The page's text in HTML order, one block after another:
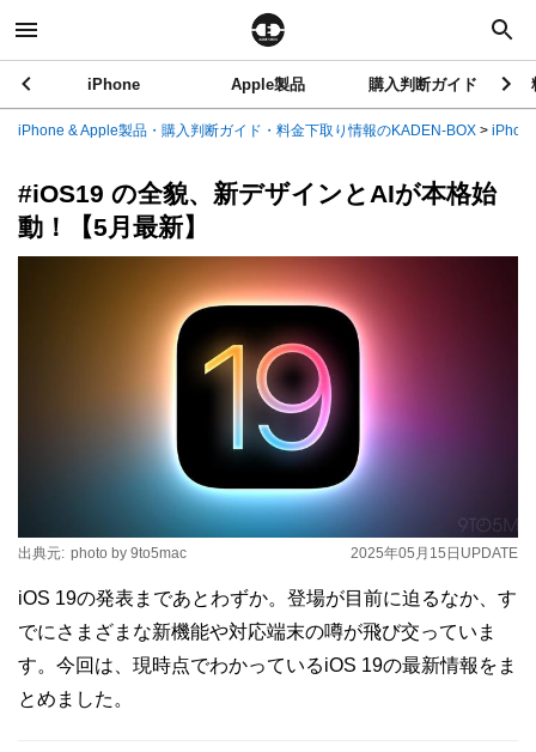
iPhone Apple製品 購入判断ガイド
iPhone & Apple製品・購入判断ガイド・料金下取り情報のKADEN-BOX >
#iOS19 の全貌、新デザインとAIが本格始
動！【5月最新】
2025年05月15日 UPDATE
出典元: photo by 9to5mac
iOS 19の発表まであとわずか。登場が目前に迫るなか、す
でにさまざまな新機能や対応端末の噂が飛び交っていま
す。今回は、現時点でわかっているiOS 19の最新情報をま
とめました。